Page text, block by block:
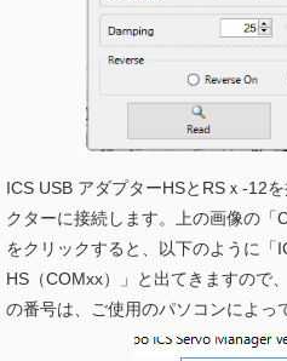
ICS USB アダプターHSとRSｘ-12
クターに接続します。上の画像の「
をクリックすると、以下のように「
HS（COMxx）」と出てきますので
の番号は、ご使用のパソコンによっ